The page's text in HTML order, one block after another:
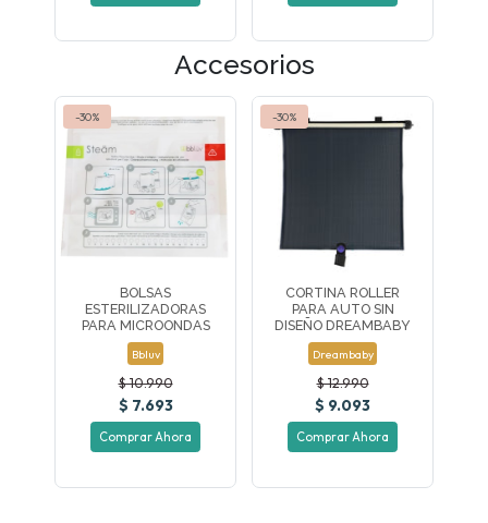
Accesorios
-30%
BOLSAS
ESTERILIZADORAS
PARA MICROONDAS
Bbluv
$ 10.990
$ 7.693
Comprar Ahora
-30%
CORTINA ROLLER
PARA AUTO SIN
DISEÑO DREAMBABY
Dreambaby
$ 12.990
$ 9.093
Comprar Ahora